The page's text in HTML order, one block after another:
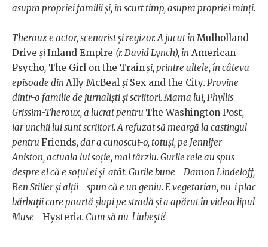
asupra propriei familii și, în scurt timp, asupra propriei minți.
Theroux e actor, scenarist și regizor. A jucat în Mulholland
Drive șiInland Empire (r. David Lynch), în American
Psycho, The Girl on the Trainși, printre altele, în câteva
episoade din Ally McBeal și Sex and the City. Provine
dintr-o familie de jurnaliști și scriitori. Mama lui, Phyllis
Grissim-Theroux, a lucrat pentru The Washington Post,
iar unchii lui sunt scriitori. A refuzat să meargă la castingul
pentru Friends, dar a cunoscut-o, totuși, pe Jennifer
Aniston, actuala lui soție, mai târziu. Gurile rele au spus
despre el că e soțul ei și-atât. Gurile bune - Damon Lindeloff,
Ben Stiller și alții - spun că e un geniu. E vegetarian, nu-i plac
bărbații care poartă șlapi pe stradă și a apărut în videoclipul
Muse - Hysteria. Cum să nu-l iubești?